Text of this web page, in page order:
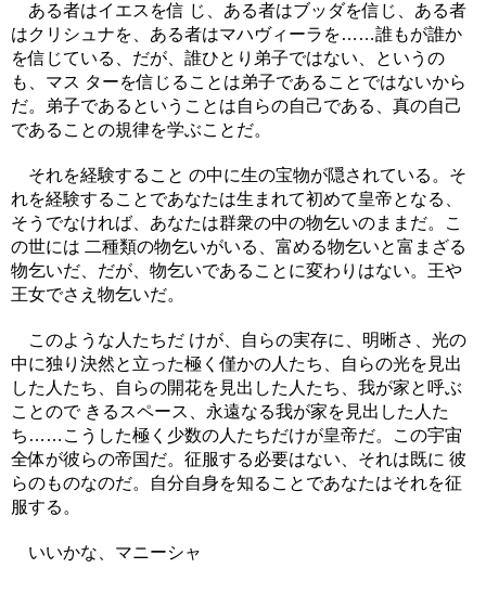
ある者はイエスを信 じ、ある者はブッダを信じ、ある者
はクリシュナを、ある者はマハヴィーラを……誰もが誰か
を信じている、だが、誰ひとり弟子ではない、というの
も、マス ターを信じることは弟子であることではないから
だ。弟子であるということは自らの自己である、真の自己
であることの規律を学ぶことだ。
それを経験すること の中に生の宝物が隠されている。そ
れを経験することであなたは生まれて初めて皇帝となる、
そうでなければ、あなたは群衆の中の物乞いのままだ。こ
の世には 二種類の物乞いがいる、富める物乞いと富まざる
物乞いだ、だが、物乞いであることに変わりはない。王や
王女でさえ物乞いだ。
このような人たちだ けが、自らの実存に、明晰さ、光の
中に独り決然と立った極く僅かの人たち、自らの光を見出
した人たち、自らの開花を見出した人たち、我が家と呼ぶ
ことので きるスペース、永遠なる我が家を見出した人た
ち……こうした極く少数の人たちだけが皇帝だ。この宇宙
全体が彼らの帝国だ。征服する必要はない、それは既に 彼
らのものなのだ。自分自身を知ることであなたはそれを征
服する。
いいかな、マニーシャ